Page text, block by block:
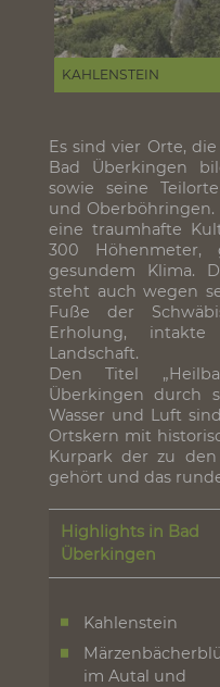
Es sind vier Orte,
Bad Überkingen
sowie seine
und
eine traumhafte
300
gesundem
steht auch
Fuße der
Erholung,
Landschaft.
Den Titel
Überkingen
Wasser und Luft
Ortskern mit
Kurpark der zu
gehört und das
Highlights in Bad
Überkingen